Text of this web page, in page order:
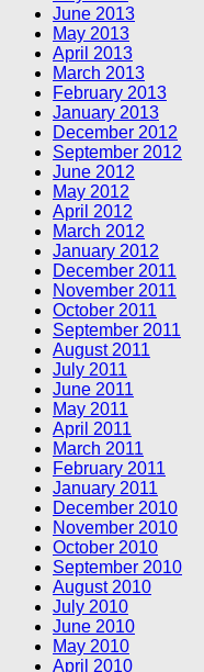
June 2013
May 2013
April 2013
March 2013
February 2013
January 2013
December 2012
September 2012
June 2012
May 2012
April 2012
March 2012
January 2012
December 2011
November 2011
October 2011
September 2011
August 2011
July 2011
June 2011
May 2011
April 2011
March 2011
February 2011
January 2011
December 2010
November 2010
October 2010
September 2010
August 2010
July 2010
June 2010
May 2010
April 2010